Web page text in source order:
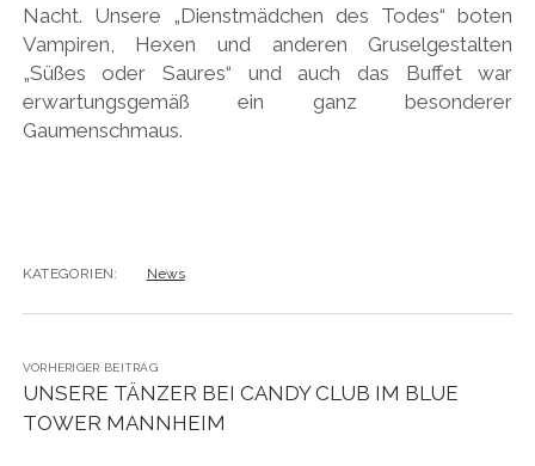
Nacht. Unsere „Dienstmädchen des Todes“ boten
Vampiren, Hexen und anderen Gruselgestalten
„Süßes oder Saures“ und auch das Buffet war
erwartungsgemäß ein ganz besonderer
Gaumenschmaus.
KATEGORIEN: News
VORHERIGER BEITRAG
UNSERE TÄNZER BEI CANDY CLUB IM BLUE
TOWER MANNHEIM